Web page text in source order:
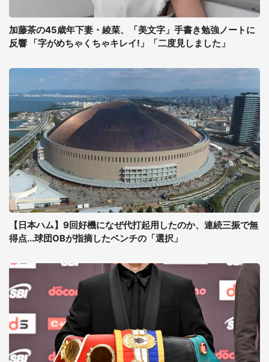
加藤茶の45歳年下妻・綾菜、「美文字」手書き勉強ノートに
反響 「字がめちゃくちゃキレイ!」「二度見しました」
【日本ハム】9回好機になぜ代打起用したのか、連続三振で無
得点...球団OBが指摘したベンチの「選択」